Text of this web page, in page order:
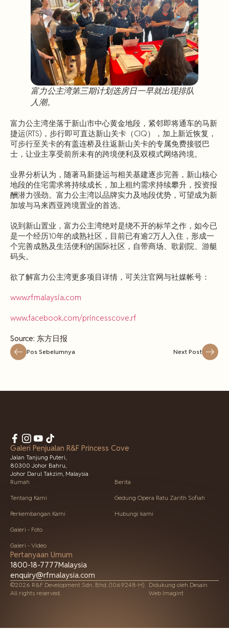
富力公主湾第三期计划选房日一早就出现排队
人潮。
富力公主湾坐落于新山市中心黄金地段，紧邻即将通车的马新
捷运(RTS)，步行即可直达新山关卡（CIQ），加上新近恢复，
可步行至关卡的有盖连桥及往返新山关卡的专属免费接驳巴
士，让业主享受前所未有的跨境便利及双模式网络跨境。
业界分析认为，随著马新捷运与相关基建逐步完善，新山核心
地段的住宅需求将持续成长，加上租约需求持续攀升，投资报
酬潜力强劲。富力公主湾以品牌实力及地段优势，可望成为新
加坡与马来西亚跨境置业的首选。
说到新山置业，富力公主湾绝对是绕不开的标竿之作，如今已
是一个经历10年的成熟社区，目前已有逾2万人入住，形成一
个完善成熟及生活便利的国际社区，自带商场、歌剧院、游艇
码头。
欲了解富力公主湾更多项目详情，可关注官网与社媒帐号：
www.rfmalaysia.com
www.facebook.com/princesscove.rf
Source: 东方日报
Pos Sebelumnya Next Post
Galeri Penjualan R&F Princess Cove
Jalan Tanjung Puteri,
80300 Johor Bahru,
Johor Darul Takzim, Malaysia
Rumah
Tentang Kami
Perkembangan Kami
Galeri - Foto
Galeri - Video
Berita
Gedung Opera Ratu Zarith Sofiah
Hubungi kami
Pertanyaan Umum
1800-18-7777Malaysia
enquiry@rfmalaysia.com
©2026 R&F Development Sdn. Bhd. (1069248-H).
All rights reserved.
Didukung oleh Desain
Web Imagint